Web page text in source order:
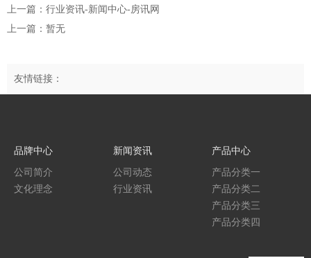
上一篇：行业资讯-新闻中心-房讯网
上一篇：暂无
友情链接：
品牌中心
公司简介
文化理念
新闻资讯
公司动态
行业资讯
产品中心
产品分类一
产品分类二
产品分类三
产品分类四